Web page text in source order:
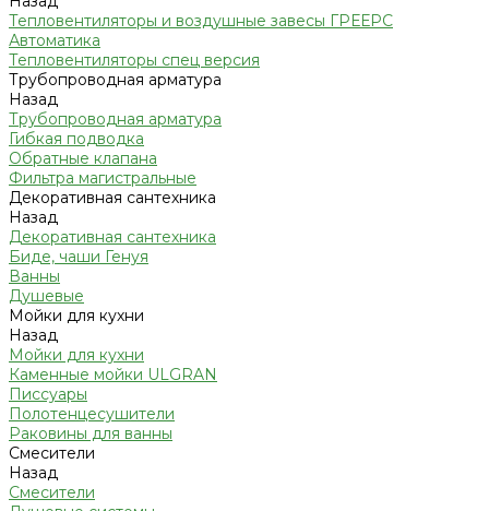
Тепловентиляторы и воздушные завесы ГРЕЕРС
Автоматика
Тепловентиляторы спец версия
Трубопроводная арматура
Назад
Трубопроводная арматура
Гибкая подводка
Обратные клапана
Фильтра магистральные
Декоративная сантехника
Назад
Декоративная сантехника
Биде, чаши Генуя
Ванны
Душевые
Мойки для кухни
Назад
Мойки для кухни
Каменные мойки ULGRAN
Писсуары
Полотенцесушители
Раковины для ванны
Смесители
Назад
Смесители